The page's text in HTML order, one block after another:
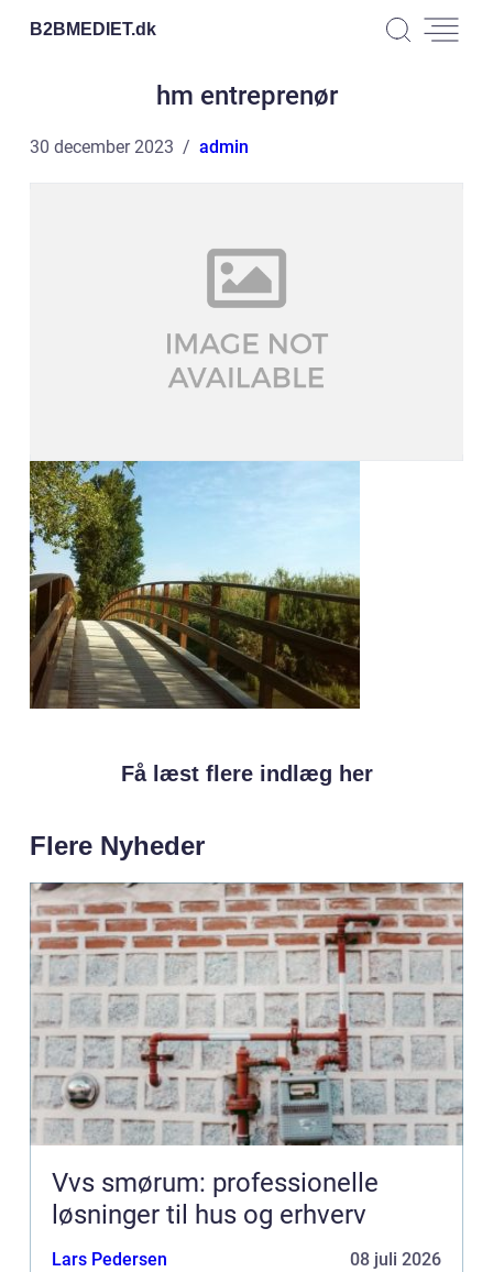
B2BMEDIET.dk
hm entreprenør
30 december 2023 admin
Få læst flere indlæg her
Flere Nyheder
Vvs smørum: professionelle
løsninger til hus og erhverv
Lars Pedersen 08 juli 2026